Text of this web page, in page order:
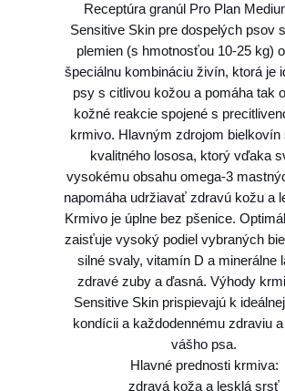
o
P
l
a
n
M
O
D
o
g
A
d
u
l
t
M
Receptúra granúl Pro Plan
Sensitive Skin pre dospelých psov
plemien (s hmotnosťou 10-25 kg)
špeciálnu kombináciu živín, ktorá je
psy s citlivou kožou a pomáha tak
kožné reakcie spojené s
krmivo. Hlavným zdrojom bielkovín
kvalitného lososa, ktorý vďaka
vysokému obsahu omega-3
napomáha udržiavať zdravú kožu a
Krmivo je úplne bez pšenice.
zaisťuje vysoký podiel vybraných
silné svaly, vitamín D a minerálne
zdravé zuby a ďasná. Výhody
Sensitive Skin prispievajú k
kondícii a každodennému zdraviu a
vášho psa.
Hlavné prednosti krmiva:
zdravá koža a lesklá srsť